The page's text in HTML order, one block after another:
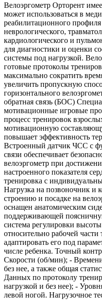
Велоэргометр Орторент
может использоваться в
реабилитационного
неврологического,
кардиологического и
для диагностики и оценки
системы под нагрузкой.
готовые протоколы
максимально сократить
увеличить пропускную
горизонтального
обратная связь (БОС)
мотивационные игровые
процесс тренировок
мотивационную
повышает эффективность
Встроенный датчик ЧСС с
связи обеспечивает
велоэргометр при
настроенного показателя
тренировка с
Нагрузка на позвоночник и
строению и посадке на
оснащен анатомическим
поддерживающей
система регулировки
относительно рабочей
адаптировать его под
числе ребенка. Точный
Скорости (об/мин); -
без нее, а также общая
Данных по протоколу
нагрузкой и без нее); -
левой ногой. Нагрузочное